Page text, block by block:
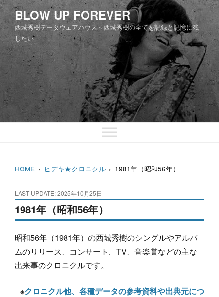
コ
ン
テ
ン
ツ
キ
ッ
プ
BLOW UP FOREVER
西城秀樹データウェアハウス～西城秀樹の全てを記録と記憶に残
したい
HOME › ヒデキ★クロニクル › 1981年（昭和56年）
LAST UPDATE: 2025年10月25日
1981年（昭和56年）
昭和56年（1981年）の西城秀樹のシングルやアルバ
ムのリリース、コンサート、TV、音楽賞などの主な
出来事のクロニクルです。
※クロニクル他、各種データの参考資料や出典元につ